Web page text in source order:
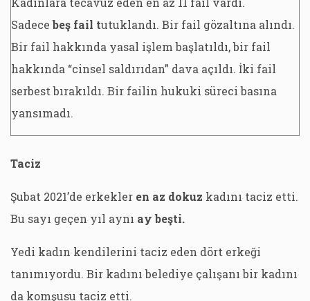
Sadecebeş fail tutuklandı. Bir fail gözaltına alındı.
Bir fail hakkında yasal işlem başlatıldı, bir fail
hakkında “cinsel saldırıdan” dava açıldı. İki fail
serbest bırakıldı. Bir failin hukuki süreci basına
yansımadı.
Taciz
Şubat 2021’de erkekler en az dokuz kadını taciz etti.
Bu sayı geçen yıl aynı ay beşti.
Yedi kadın kendilerini taciz eden dört erkeği
tanımıyordu. Bir kadını belediye çalışanı bir kadını
da komşusu taciz etti.